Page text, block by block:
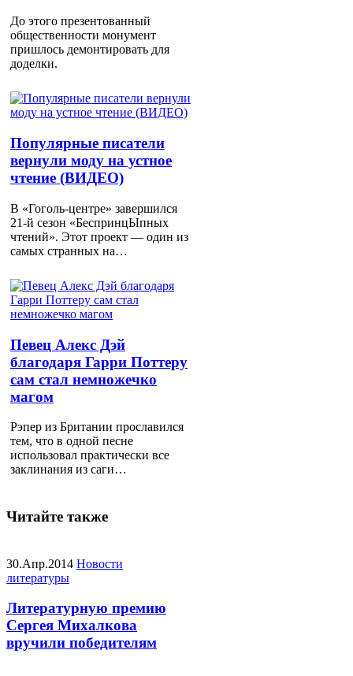
До этого презентованный
общественности монумент
пришлось демонтировать для
доделки.
Популярные писатели
вернули моду на устное
чтение (ВИДЕО)
В «Гоголь-центре» завершился
21-й сезон «БеспринцЫпных
чтений». Этот проект — один из
самых странных на…
Певец Алекс Дэй
благодаря Гарри Поттеру
сам стал немножечко
магом
Рэпер из Британии прославился
тем, что в одной песне
использовал практически все
заклинания из саги…
Читайте также
30.Апр.2014 Новости
литературы
Литературную премию
Сергея Михалкова
вручили победителям